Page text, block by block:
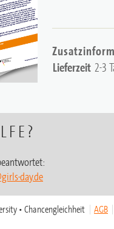
Lieferzeit 2-3
day.de
• Chancengleichheit AGB